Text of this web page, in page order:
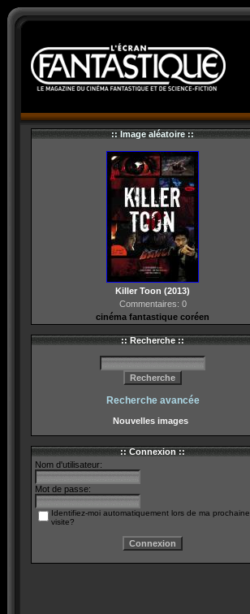
:: Image aléatoire ::
Killer Toon (2013)
Commentaires: 0
cinéma fantastique coréen
:: Recherche ::
Recherche avancée
Nouvelles images
:: Connexion ::
Nom d'utilisateur:
Mot de passe:
Identifiez-moi automatiquement lors de ma prochaine
visite?